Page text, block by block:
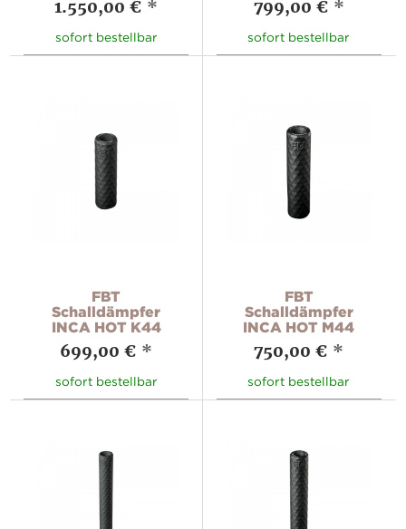
1.550,00 € *
sofort bestellbar
799,00 € *
sofort bestellbar
FBT
Schalldämpfer
INCA HOT K44
699,00 € *
sofort bestellbar
FBT
Schalldämpfer
INCA HOT M44
750,00 € *
sofort bestellbar